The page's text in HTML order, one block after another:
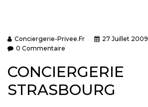
Conciergerie-Privee.fr
27 Juillet 2009
0 Commentaire
CONCIERGERIE
STRASBOURG